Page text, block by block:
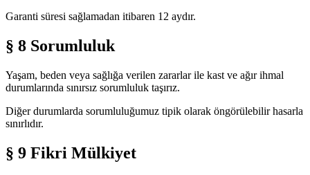
Garanti süresi sağlamadan itibaren 12 aydır.
§ 8 Sorumluluk
Yaşam, beden veya sağlığa verilen zararlar ile kast ve ağır ihmal
durumlarında sınırsız sorumluluk taşırız.
Diğer durumlarda sorumluluğumuz tipik olarak öngörülebilir hasarla
sınırlıdır.
§ 9 Fikri Mülkiyet